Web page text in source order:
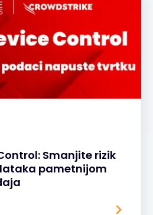
Smanjite rizik
pametnijom